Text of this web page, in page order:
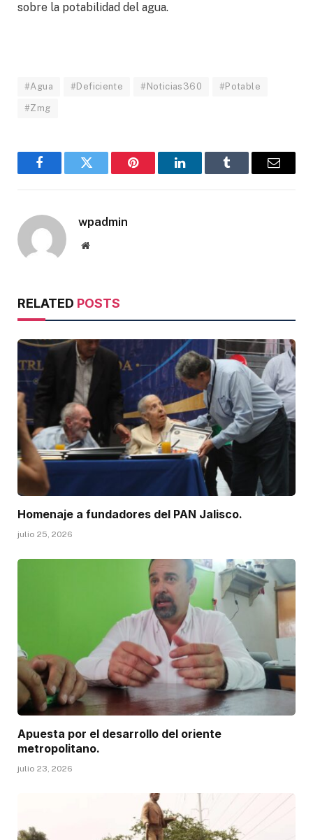
sobre la potabilidad del agua.
#Agua #Deficiente #Noticias360 #Potable
#Zmg
FacebookTwitter Pinterest LinkedInTumblr Email
wpadmin
Website
RELATED POSTS
Homenaje a fundadores del PAN Jalisco.
julio 25, 2026
Apuesta por el desarrollo del oriente
metropolitano.
julio 23, 2026